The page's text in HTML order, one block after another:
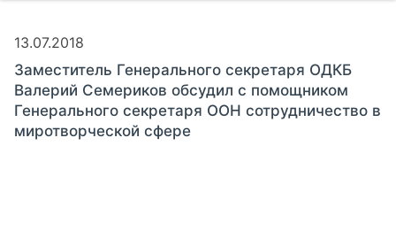
13.07.2018
Заместитель Генерального секретаря ОДКБ
Валерий Семериков обсудил с помощником
Генерального секретаря ООН сотрудничество в
миротворческой сфере